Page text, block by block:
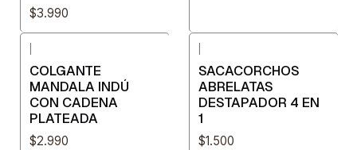
$3.990
COLGANTE
MANDALA INDÚ
CON CADENA
PLATEADA
$2.990
SACACORCHOS
ABRELATAS
DESTAPADOR 4 EN
1
$1.500